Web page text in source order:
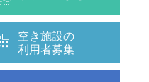
空き施設の
利用者募集